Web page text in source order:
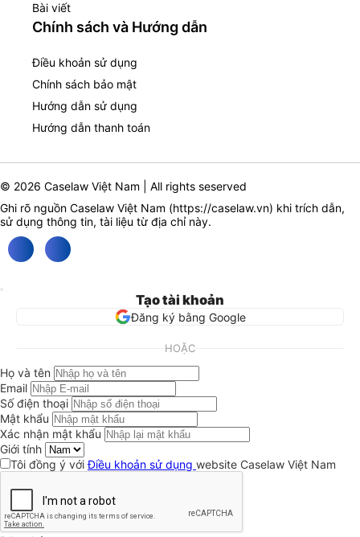
Bài viết
Chính sách và Hướng dẫn
Điều khoản sử dụng
Chính sách bảo mật
Hướng dẫn sử dụng
Hướng dẫn thanh toán
© 2026 Caselaw Việt Nam | All rights seserved
Ghi rõ nguồn Caselaw Việt Nam (https://caselaw.vn) khi trích dẫn,
sử dụng thông tin, tài liệu từ địa chỉ này.
Tạo tài khoản
Đăng ký bằng Google
HOẶC
Họ và tên
Email
Số điện thoại
Mật khẩu
Xác nhận mật khẩu
Giới tính
Tôi đồng ý vớiĐiều khoản sử dụng website Caselaw Việt Nam